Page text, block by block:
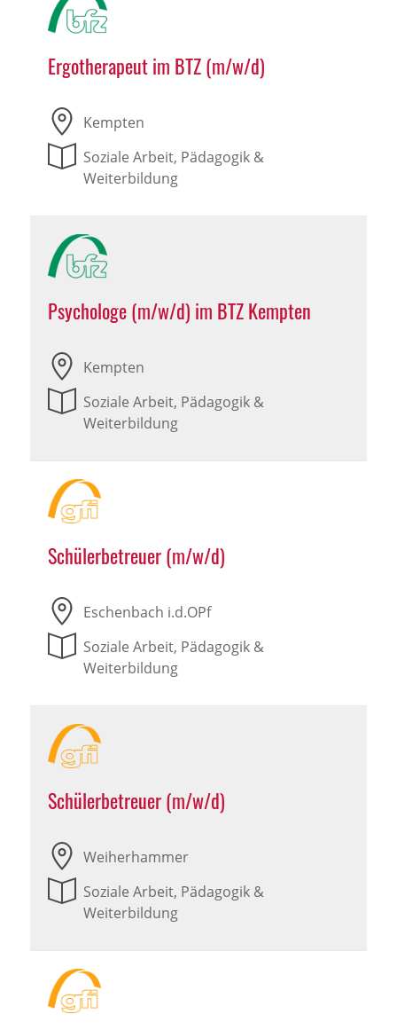
Ergotherapeut im BTZ (m/w/d)
Kempten
Soziale Arbeit, Pädagogik &
Weiterbildung
Psychologe (m/w/d) im BTZ Kempten
Kempten
Soziale Arbeit, Pädagogik &
Weiterbildung
Schülerbetreuer (m/w/d)
Eschenbach i.d.OPf
Soziale Arbeit, Pädagogik &
Weiterbildung
Schülerbetreuer (m/w/d)
Weiherhammer
Soziale Arbeit, Pädagogik &
Weiterbildung